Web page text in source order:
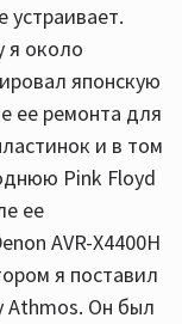
устраивает.
я около
японскую
ее ремонта для
и в том
Pink Floyd
ее
AVR-X4400H
я поставил
Athmos. Он был